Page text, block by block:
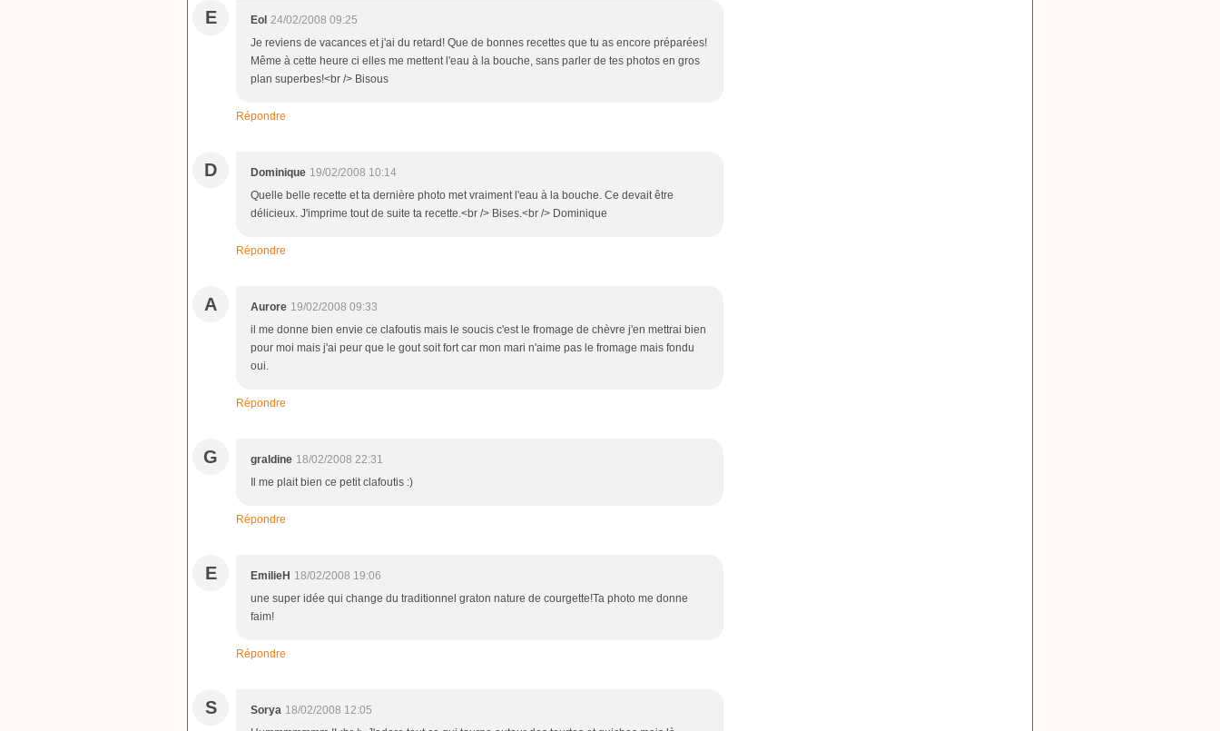
E Eol 24/02/2008 09:25
Je reviens de vacances et j'ai du retard! Que de bonnes recettes que tu as encore préparées!
Même à cette heure ci elles me mettent l'eau à la bouche, sans parler de tes photos en gros
plan superbes!<br /> Bisous
Répondre
D Dominique 19/02/2008 10:14
Quelle belle recette et ta dernière photo met vraiment l'eau à la bouche. Ce devait être
délicieux. J'imprime tout de suite ta recette.<br /> Bises.<br /> Dominique
Répondre
A Aurore 19/02/2008 09:33
il me donne bien envie ce clafoutis mais le soucis c'est le fromage de chèvre j'en mettrai bien
pour moi mais j'ai peur que le gout soit fort car mon mari n'aime pas le fromage mais fondu
oui.
Répondre
G graldine 18/02/2008 22:31
Il me plait bien ce petit clafoutis :)
Répondre
E EmilieH 18/02/2008 19:06
une super idée qui change du traditionnel graton nature de courgette!Ta photo me donne
faim!
Répondre
S Sorya 18/02/2008 12:05